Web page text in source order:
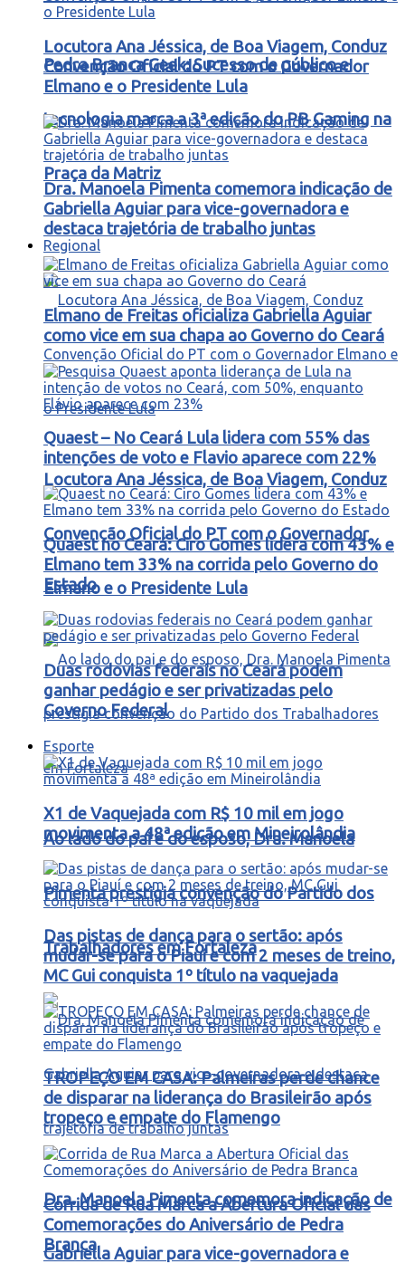
Pedra Branca Geek: Sucesso de público e
tecnologia marca a 3ª edição do PB Gaming na
Praça da Matriz
Regional
Locutora Ana Jéssica, de Boa Viagem, Conduz
Convenção Oficial do PT com o Governador
Elmano e o Presidente Lula
Ao lado do pai e do esposo, Dra. Manoela
Pimenta prestigia convenção do Partido dos
Trabalhadores em Fortaleza
Dra. Manoela Pimenta comemora indicação de
Gabriella Aguiar para vice-governadora e
Locutora Ana Jéssica, de Boa Viagem, Conduz
Convenção Oficial do PT com o Governador
Elmano e o Presidente Lula
Dra. Manoela Pimenta comemora indicação de
Gabriella Aguiar para vice-governadora e
destaca trajetória de trabalho juntas
Elmano de Freitas oficializa Gabriella Aguiar
como vice em sua chapa ao Governo do Ceará
Quaest – No Ceará Lula lidera com 55% das
intenções de voto e Flavio aparece com 22%
Quaest no Ceará: Ciro Gomes lidera com 43% e
Elmano tem 33% na corrida pelo Governo do
Estado
Duas rodovias federais no Ceará podem
ganhar pedágio e ser privatizadas pelo
Governo Federal
Esporte
X1 de Vaquejada com R$ 10 mil em jogo
movimenta a 48ª edição em Mineirolândia
Das pistas de dança para o sertão: após
mudar-se para o Piauí e com 2 meses de treino,
MC Gui conquista 1º título na vaquejada
TROPEÇO EM CASA: Palmeiras perde chance
de disparar na liderança do Brasileirão após
tropeço e empate do Flamengo
Corrida de Rua Marca a Abertura Oficial das
Comemorações do Aniversário de Pedra
Branca